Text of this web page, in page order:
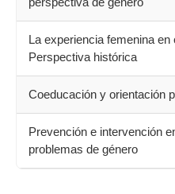
La experiencia femenina en
Perspectiva histórica
Coeducación y orientación
Prevención e intervención
problemas de género